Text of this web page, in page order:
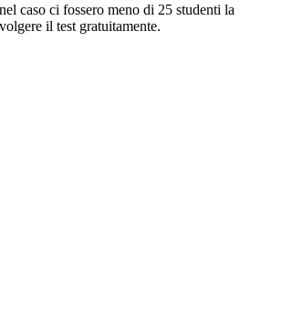
caso ci fossero meno di 25 studenti la
il test gratuitamente.